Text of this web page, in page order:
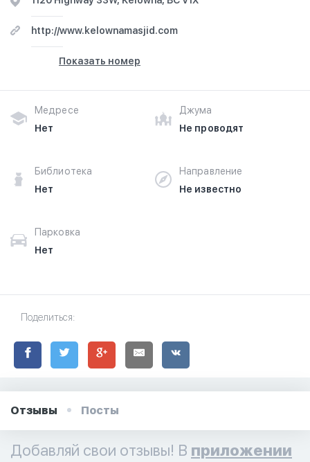
Salaam в г.Камлупс на фотографиях и узнайте о часах
работы. Ваше духовное путешествие начинается
здесь.http://www.kelownamasjid.com
Показать номер
Медресе
Нет
Джума
Не проводят
Библиотека
Нет
Направление
Не известно
Парковка
Нет
Поделиться:
Отзывы Посты
Добавляй свои отзывы! В приложении